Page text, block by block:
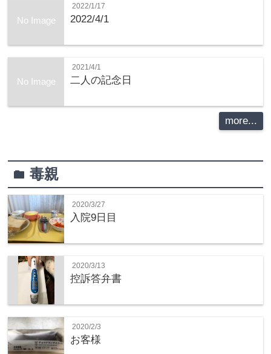
No Image
2022/1/17
2022/4/1
No Image
2021/4/1
二人の記念日
more...
folder毒親
2020/3/27
入院9日目
2020/3/13
控訴答弁書
2020/2/3
お客様